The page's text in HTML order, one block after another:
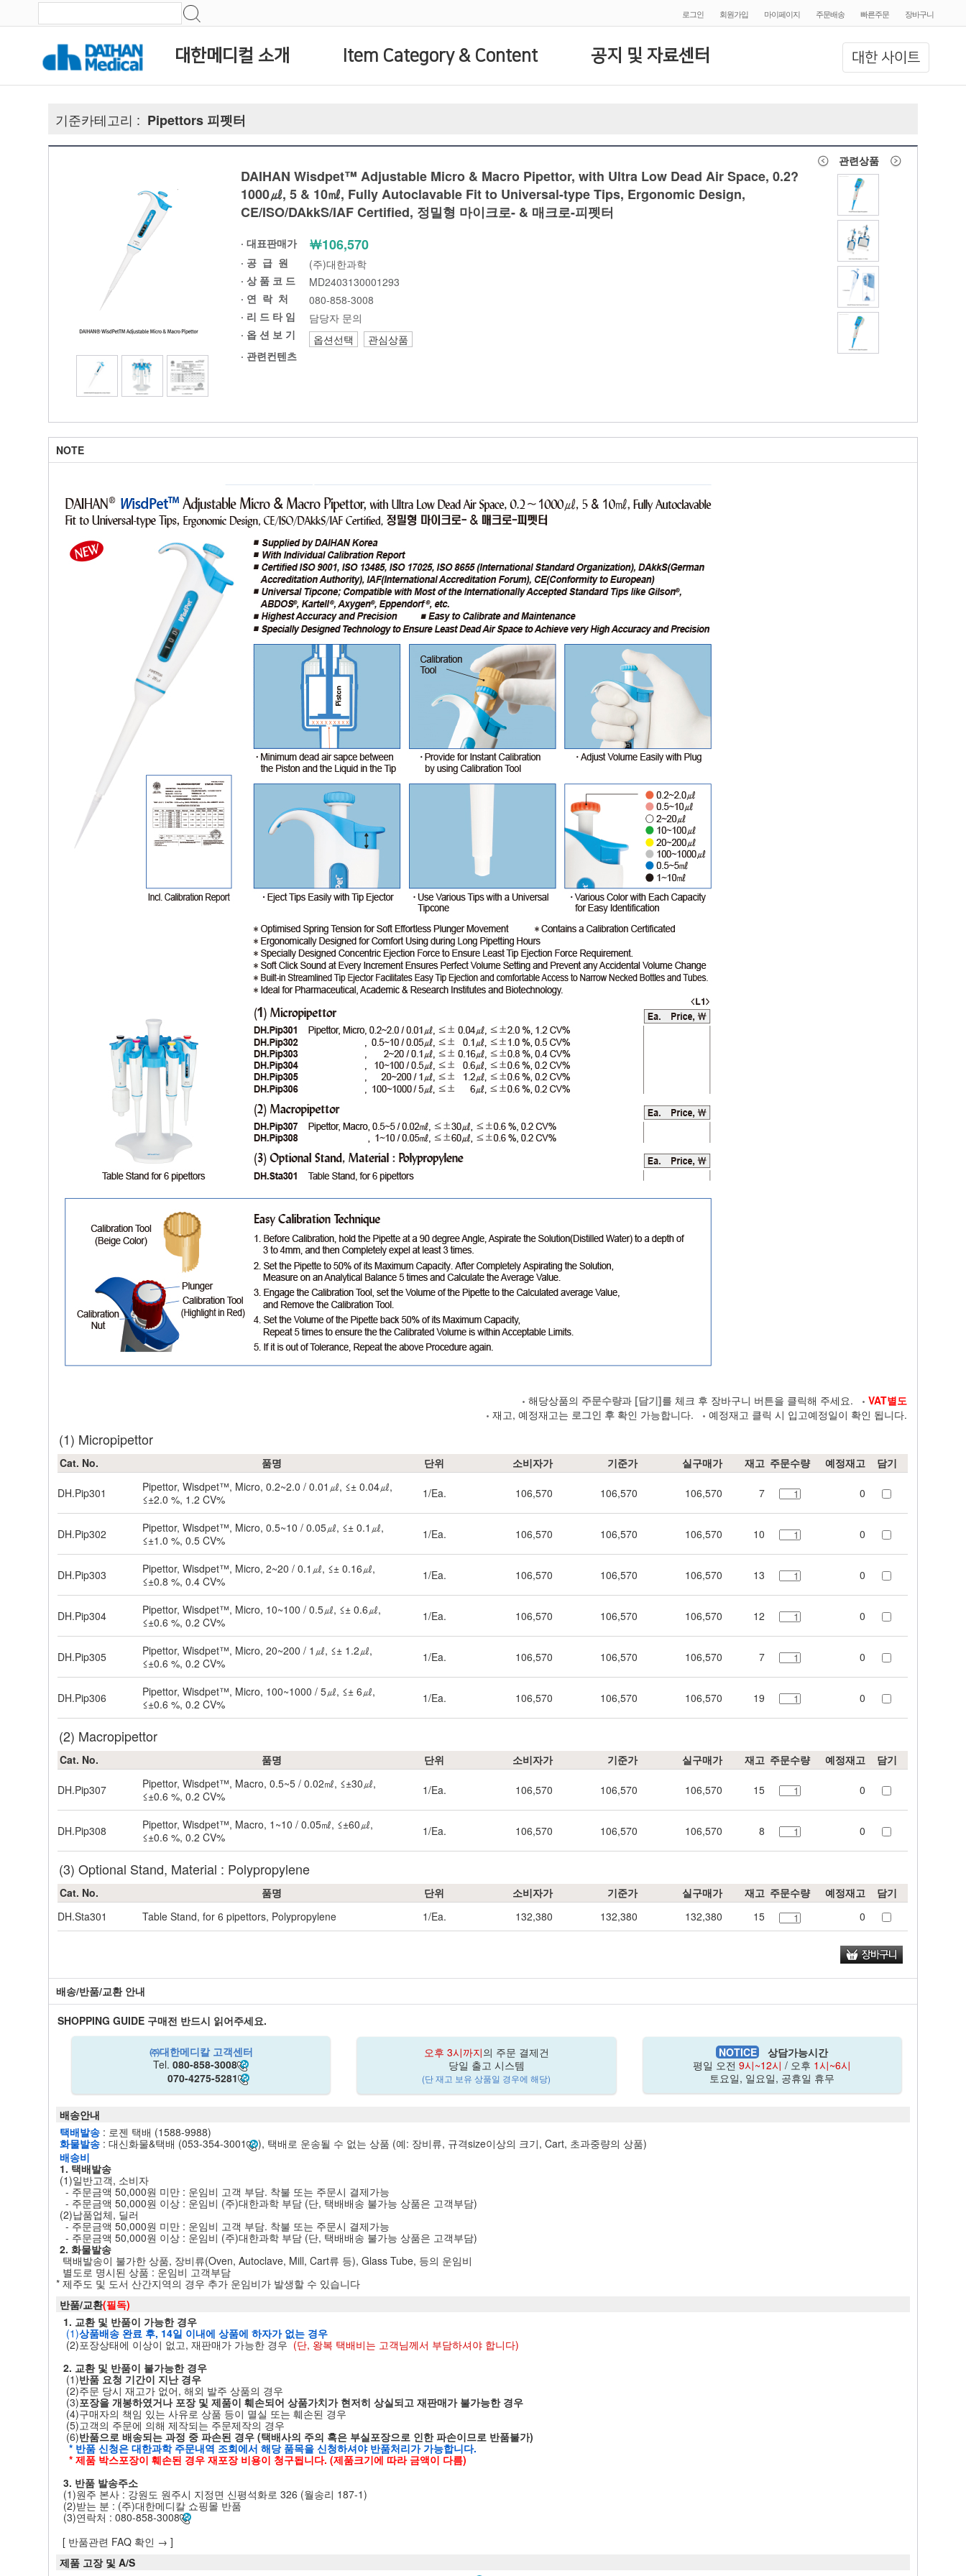
로그인 회원가입 마이페이지 주문배송 빠른주문 장바구니
대한 사이트
대한메디컬 소개 Item Category & Content 공지 및 자료센터
기준카테고리 : Pipettors 피펫터
DAIHAN Wisdpet™ Adjustable Micro & Macro Pipettor, with Ultra Low Dead Air Space, 0.2?
1000㎕, 5 & 10㎖, Fully Autoclavable Fit to Universal-type Tips, Ergonomic Design,
CE/ISO/DAkkS/IAF Certified, 정밀형 마이크로- & 매크로-피펫터
· 대표판매가 ￦106,570
· 공 급 원
(주)대한과학
· 상 품 코 드
MD2403130001293
· 연 락 처
080-858-3008
· 리 드 타 임
담당자 문의
· 옵 션 보 기
옵션선택
관심상품
· 관련컨텐츠
관련상품
NOTE
해당상품의 주문수량과 [담기]를 체크 후 장바구니 버튼을 클릭해 주세요.
VAT별도
재고, 예정재고는 로그인 후확인 가능합니다. 예정재고 클릭 시 입고예정일이 확인 됩니다.
(1) Micropipettor
Cat. No. 품명 단위 소비자가 기준가 실구매가 재고 주문수량 예정재고 담기
DH.Pip301
Pipettor, Wisdpet™, Micro, 0.2~2.0 / 0.01㎕, ≤± 0.04㎕,
≤±2.0 %, 1.2 CV%
1/Ea. 106,570 106,570 106,570 7 0
DH.Pip302
Pipettor, Wisdpet™, Micro, 0.5~10 / 0.05㎕, ≤± 0.1㎕,
≤±1.0 %, 0.5 CV%
1/Ea. 106,570 106,570 106,570 10 0
DH.Pip303
Pipettor, Wisdpet™, Micro, 2~20 / 0.1㎕, ≤± 0.16㎕,
≤±0.8 %, 0.4 CV%
1/Ea. 106,570 106,570 106,570 13 0
DH.Pip304
Pipettor, Wisdpet™, Micro, 10~100 / 0.5㎕, ≤± 0.6㎕,
≤±0.6 %, 0.2 CV%
1/Ea. 106,570 106,570 106,570 12 0
DH.Pip305
Pipettor, Wisdpet™, Micro, 20~200 / 1㎕, ≤± 1.2㎕,
≤±0.6 %, 0.2 CV%
1/Ea. 106,570 106,570 106,570 7 0
DH.Pip306
Pipettor, Wisdpet™, Micro, 100~1000 / 5㎕, ≤± 6㎕,
≤±0.6 %, 0.2 CV%
1/Ea. 106,570 106,570 106,570 19 0
(2) Macropipettor
Cat. No. 품명 단위 소비자가 기준가 실구매가 재고 주문수량 예정재고 담기
DH.Pip307
Pipettor, Wisdpet™, Macro, 0.5~5 / 0.02㎖, ≤±30㎕,
≤±0.6 %, 0.2 CV%
1/Ea. 106,570 106,570 106,570 15 0
DH.Pip308
Pipettor, Wisdpet™, Macro, 1~10 / 0.05㎖, ≤±60㎕,
≤±0.6 %, 0.2 CV%
1/Ea. 106,570 106,570 106,570 8 0
(3) Optional Stand, Material : Polypropylene
Cat. No. 품명 단위 소비자가 기준가 실구매가 재고 주문수량 예정재고
담기
DH.Sta301
Table Stand, for 6 pipettors, Polypropylene 1/Ea. 132,380 132,380 132,380 15 0
배송/반품/교환 안내
SHOPPING GUIDE 구매전 반드시 읽어주세요.
㈜대한메디칼 고객센터
Tel. 080-858-3008
070-4275-5281
오후 3시까지의 주문 결제건
당일 출고 시스템
(단 재고 보유 상품일 경우에 해당)
NOTICE
상담가능시간
평일 오전9시~12시 / 오후 1시~6시
토요일, 일요일, 공휴일 휴무
배송안내
택배발송 : 로젠 택배 (1588-9988)
화물발송 : 대신화물&택배 (053-354-3001
), 택배로 운송될 수 없는 상품 (예: 장비류, 규격size이상의 크기, Cart, 초과중량의 상품)
배송비
1. 택배발송
(1)일반고객, 소비자
- 주문금액 50,000원 미만 : 운임비 고객 부담. 착불 또는 주문시 결제가능
- 주문금액 50,000원 이상 : 운임비 (주)대한과학 부담 (단, 택배배송 불가능 상품은 고객부담)
(2)납품업체, 딜러
- 주문금액 50,000원 미만 : 운임비 고객 부담. 착불 또는 주문시 결제가능
- 주문금액 50,000원 이상 : 운임비 (주)대한과학 부담 (단, 택배배송 불가능 상품은 고객부담)
2. 화물발송
택배발송이 불가한 상품, 장비류(Oven, Autoclave, Mill, Cart류 등), Glass Tube, 등의 운임비
별도로 명시된 상품 : 운임비 고객부담
* 제주도 및 도서 산간지역의 경우 추가 운임비가 발생할 수 있습니다
반품/교환(필독)
1. 교환 및 반품이 가능한 경우
(1)상품배송 완료 후, 14일 이내에 상품에 하자가 없는 경우
(2)포장상태에 이상이 없고, 재판매가 가능한 경우 (단, 왕복 택배비는 고객님께서 부담하셔야 합니다)
2. 교환 및 반품이 불가능한 경우
(1)반품 요청 기간이 지난 경우
(2)주문 당시 재고가 없어, 해외 발주 상품의 경우
(3)포장을 개봉하였거나 포장 및 제품이 훼손되어 상품가치가 현저히 상실되고 재판매가 불가능한 경우
(4)구매자의 책임 있는 사유로 상품 등이 멸실 또는 훼손된 경우
(5)고객의 주문에 의해 제작되는 주문제작의 경우
(6)반품으로 배송되는 과정 중 파손된 경우 (택배사의 주의 혹은 부실포장으로 인한 파손이므로 반품불가)
* 반품 신청은 대한과학 주문내역 조회에서 해당 품목을 신청하셔야 반품처리가 가능합니다.
* 제품 박스포장이 훼손된 경우 재포장 비용이 청구됩니다. (제품크기에 따라 금액이 다름)
3. 반품 발송주소
(1)원주 본사 : 강원도 원주시 지정면 신평석화로 326 (월송리 187-1)
(2)받는 분 : (주)대한메디칼 쇼핑몰 반품
(3)연락처 : 080-858-3008
[ 반품관련 FAQ 확인 → ]
제품 고장 및 A/S